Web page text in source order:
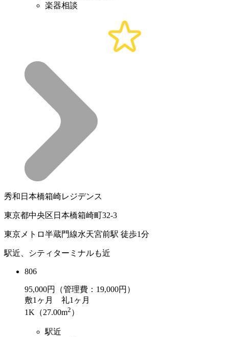
楽器相談
秀和日本橋箱崎レジデンス
東京都中央区日本橋箱崎町32-3
東京メトロ半蔵門線水天宮前駅 徒歩1分
駅近、シティターミナルも近
806
95,000円（管理費：19,000円）
敷1ヶ月 礼1ヶ月
1K（27.00m2 ）
駅近